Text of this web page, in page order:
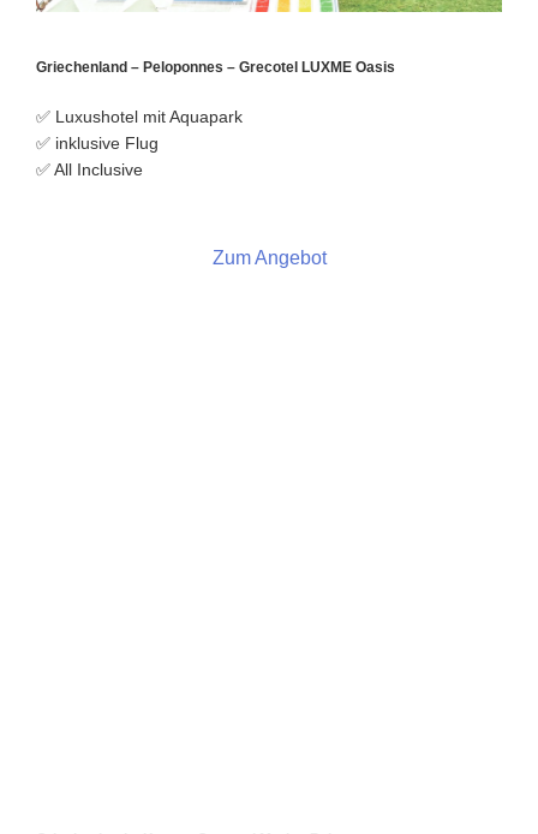
Griechenland – Peloponnes – Grecotel LUXME Oasis
✅ Luxushotel mit Aquapark
✅ inklusive Flug
✅ All Inclusive
Zum Angebot